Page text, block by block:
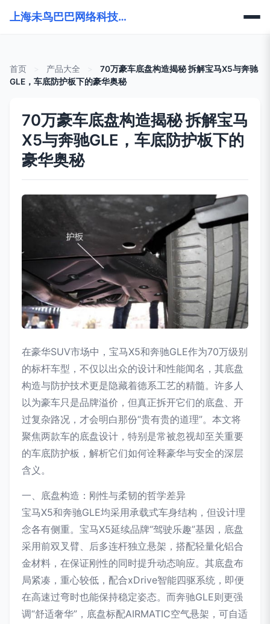
上海未鸟巴巴网络科技有限公司
首页 产品大全
70万豪车底盘构造揭秘 拆解宝马X5与奔驰
GLE，车底防护板下的豪华奥秘
70万豪车底盘构造揭秘 拆解宝马
X5与奔驰GLE，车底防护板下的
豪华奥秘
在豪华SUV市场中，宝马X5和奔驰GLE作为70万级别
的标杆车型，不仅以出众的设计和性能闻名，其底盘
构造与防护技术更是隐藏着德系工艺的精髓。许多人
以为豪车只是品牌溢价，但真正拆开它们的底盘、开
过复杂路况，才会明白那份“贵有贵的道理”。本文将
聚焦两款车的底盘设计，特别是常被忽视却至关重要
的车底防护板，解析它们如何诠释豪华与安全的深层
含义。
一、底盘构造：刚性与柔韧的哲学差异
宝马X5和奔驰GLE均采用承载式车身结构，但设计理
念各有侧重。宝马X5延续品牌“驾驶乐趣”基因，底盘
采用前双叉臂、后多连杆独立悬架，搭配轻量化铝合
金材料，在保证刚性的同时提升动态响应。其底盘布
局紧凑，重心较低，配合xDrive智能四驱系统，即便
在高速过弯时也能保持稳定姿态。而奔驰GLE则更强
调“舒适奢华”，底盘标配AIRMATIC空气悬架，可自适